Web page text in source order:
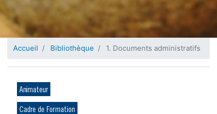
Accueil Bibliothèque 1. Documents administratifs
Animateur
Cadre de Formation